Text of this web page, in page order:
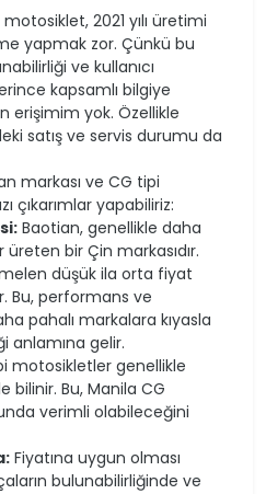
2021 yılı üretimi
yapmak zor. Çünkü bu
ve kullanıcı
kapsamlı bilgiye
erişimim yok. Özellikle
satış ve servis durumu da
markası ve CG tipi
çıkarımlar yapabiliriz:
Baotian, genellikle daha
bir Çin markasıdır.
düşük ila orta fiyat
Bu, performans ve
pahalı markalara kıyasla
anlamına gelir.
motosikletler genellikle
bilinir. Bu, Manila CG
verimli olabileceğini
Fiyatına uygun olması
bulunabilirliğinde ve